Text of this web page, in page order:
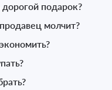
подарок?
молчит?